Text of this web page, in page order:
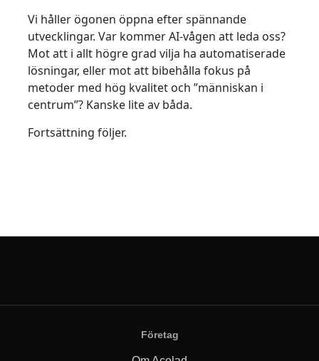
Vi håller ögonen öppna efter spännande
utvecklingar. Var kommer AI-vågen att leda oss?
Mot att i allt högre grad vilja ha automatiserade
lösningar, eller mot att bibehålla fokus på
metoder med hög kvalitet och ”människan i
centrum”? Kanske lite av båda.
Fortsättning följer.
Företag